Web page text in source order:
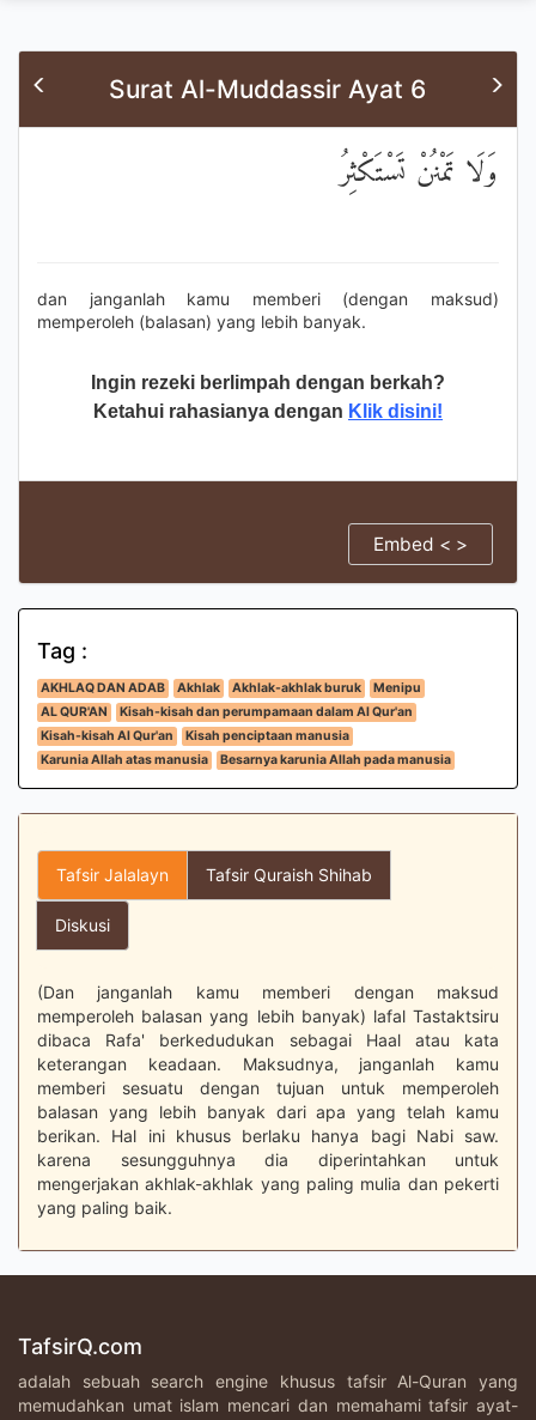
Surat Al-Muddassir Ayat 6
وَلَا تَمْنُنْ تَسْتَكْثِرُ
dan janganlah kamu memberi (dengan maksud)
memperoleh (balasan) yang lebih banyak.
Ingin rezeki berlimpah dengan berkah?
Ketahui rahasianya dengan Klik disini!
Embed < >
Tag :
AKHLAQ DAN ADAB Akhlak Akhlak-akhlak buruk
Menipu
AL QUR'AN
Kisah-kisah dan perumpamaan dalam Al Qur'an
Kisah-kisah Al Qur'an
Kisah penciptaan manusia
Karunia Allah atas manusia
Besarnya karunia Allah pada manusia
Tafsir Jalalayn Tafsir Quraish Shihab
Diskusi
(Dan janganlah kamu memberi dengan maksud
memperoleh balasan yang lebih banyak) lafal Tastaktsiru
dibaca Rafa' berkedudukan sebagai Haal atau kata
keterangan keadaan. Maksudnya, janganlah kamu
memberi sesuatu dengan tujuan untuk memperoleh
balasan yang lebih banyak dari apa yang telah kamu
berikan. Hal ini khusus berlaku hanya bagi Nabi saw.
karena sesungguhnya dia diperintahkan untuk
mengerjakan akhlak-akhlak yang paling mulia dan pekerti
yang paling baik.
TafsirQ.com
adalah sebuah search engine khusus tafsir Al-Quran yang
memudahkan umat islam mencari dan memahami tafsir ayat-